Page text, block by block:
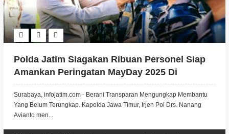
Polda Jatim Siagakan Ribuan Personel Siap
Amankan Peringatan MayDay 2025 Di
Surabaya
Surabaya, infojatim.com - Berani Transparan Mengungkap Membantu
Yang Belum Terungkap. Kapolda Jawa Timur, Irjen Pol Drs. Nanang
Avianto men...